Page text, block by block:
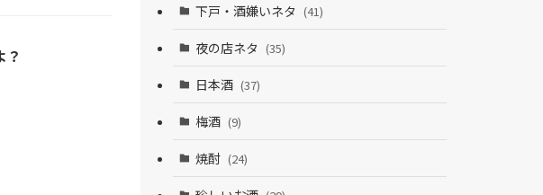
？
下戸・酒嫌いネタ (41)
夜の店ネタ (35)
日本酒 (37)
梅酒 (9)
焼酎 (24)